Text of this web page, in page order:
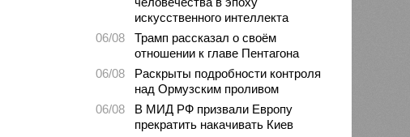
искусственного интеллекта
06/08
Трамп рассказал о своём
отношении к главе Пентагона
06/08
Раскрыты подробности контроля
над Ормузским проливом
06/08
В МИД РФ призвали Европу
прекратить накачивать Киев